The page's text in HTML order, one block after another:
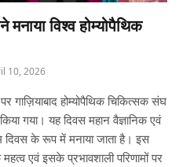
मनाया विश्व होम्योपैथिक
10, 2026
गाज़ियाबाद होम्योपैथिक चिकित्सक संघ
गया। यह दिवस महान वैज्ञानिक एवं
के रूप में मनाया जाता है। इस
एवं इसके प्रभावशाली परिणामों पर